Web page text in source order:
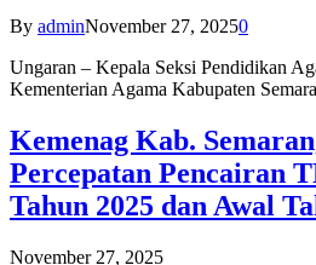
By adminNovember 27, 20250
Ungaran – Kepala Seksi Pendidikan
Kementerian Agama Kabupaten
Kemenag Kab.
Percepatan Pencairan
Tahun 2025 dan Awal
November 27, 2025